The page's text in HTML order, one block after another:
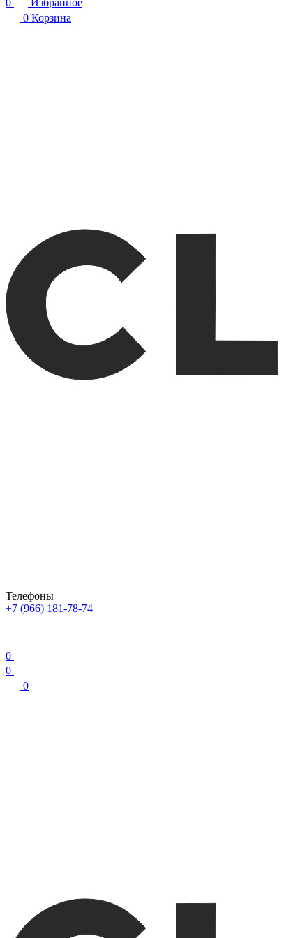
0
Избранное
0 Корзина
Телефоны
+7 (966) 181-78-74
0
0
0